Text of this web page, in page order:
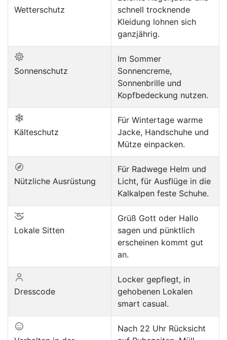
Wetterschutz
schnell trocknende
Kleidung lohnen sich
ganzjährig.
Sonnenschutz
Im Sommer
Sonnencreme,
Sonnenbrille und
Kopfbedeckung nutzen.
Kälteschutz
Für Wintertage warme
Jacke, Handschuhe und
Mütze einpacken.
Nützliche Ausrüstung
Für Radwege Helm und
Licht, für Ausflüge in die
Kalkalpen feste Schuhe.
Lokale Sitten
Grüß Gott oder Hallo
sagen und pünktlich
erscheinen kommt gut
an.
Dresscode
Locker gepflegt, in
gehobenen Lokalen
smart casual.
Nach 22 Uhr Rücksicht